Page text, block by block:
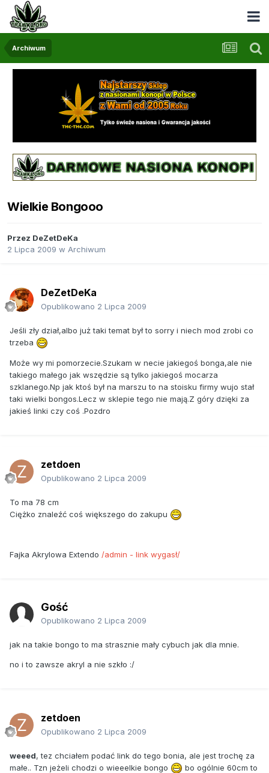
Archiwum
Wielkie Bongooo
Przez DeZetDeKa
2 Lipca 2009 w Archiwum
DeZetDeKa
Opublikowano 2 Lipca 2009
Jeśli zły dział,albo już taki temat był to sorry i niech mod zrobi co
trzeba
Może wy mi pomorzecie.Szukam w necie jakiegoś bonga,ale nie
takiego małego jak wszędzie są tylko jakiegoś mocarza
szklanego.Np jak ktoś był na marszu to na stoisku firmy wujo stał
taki wielki bongos.Lecz w sklepie tego nie mają.Z góry dzięki za
jakieś linki czy coś .Pozdro
zetdoen
Opublikowano 2 Lipca 2009
To ma 78 cm
Ciężko znaleźć coś większego do zakupu
Fajka Akrylowa Extendo /admin - link wygasł/
Gość
Opublikowano 2 Lipca 2009
jak na takie bongo to ma strasznie mały cybuch jak dla mnie.
no i to zawsze akryl a nie szkło :/
zetdoen
Opublikowano 2 Lipca 2009
weeed, tez chciałem podać link do tego bonia, ale jest trochę za
małe.. Tzn jeżeli chodzi o wieeelkie bongo
bo ogólnie 60cm to